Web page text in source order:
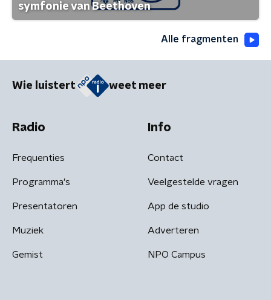
symfonie van Beethoven
Alle fragmenten
Wie luistert weet meer
Radio
Frequenties
Programma's
Presentatoren
Muziek
Gemist
Info
Contact
Veelgestelde vragen
App de studio
Adverteren
NPO Campus